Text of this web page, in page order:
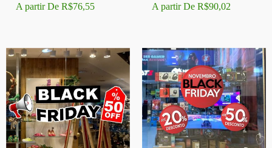
A partir De R$76,55 A partir De R$90,02